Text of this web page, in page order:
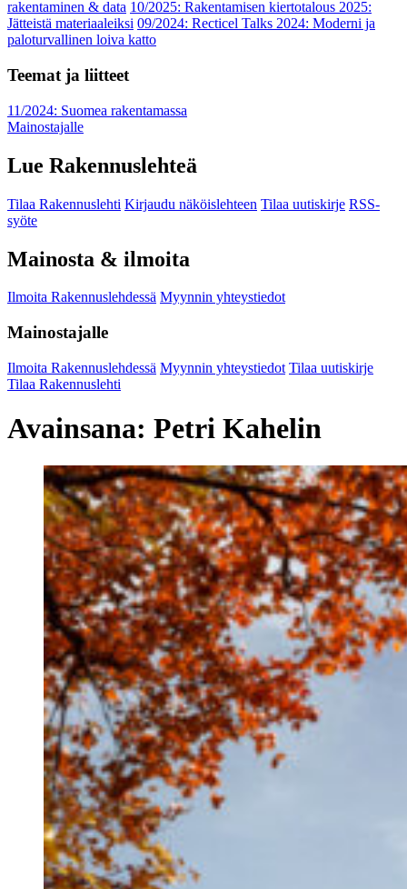
rakentaminen & data 10/2025: Rakentamisen kiertotalous 2025:
Jätteistä materiaaleiksi 09/2024: Recticel Talks 2024: Moderni ja
paloturvallinen loiva katto
Teemat ja liitteet
11/2024: Suomea rakentamassa
Mainostajalle
Lue Rakennuslehteä
Tilaa Rakennuslehti Kirjaudu näköislehteen Tilaa uutiskirje RSS-
syöte
Mainosta & ilmoita
Ilmoita Rakennuslehdessä Myynnin yhteystiedot
Mainostajalle
Ilmoita Rakennuslehdessä Myynnin yhteystiedot Tilaa uutiskirje
Tilaa Rakennuslehti
Avainsana: Petri Kahelin